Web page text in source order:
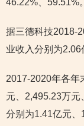
据三德科技2018-
业收入分别为2.06
2017-2020年各年
元、2,495.23万元
分别为1.41亿元